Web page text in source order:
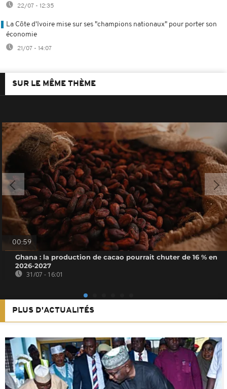
22/07 - 12:35
La Côte d'Ivoire mise sur ses "champions nationaux" pour porter son
économie
21/07 - 14:07
SUR LE MÊME THÈME
00:59
Ghana : la production de cacao pourrait chuter de 16 % en
2026-2027
31/07 - 16:01
PLUS D'ACTUALITÉS